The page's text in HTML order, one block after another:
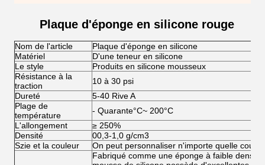
Plaque d'éponge en silicone rouge
Nom de l'article
Plaque d'éponge en silicone
Matériel
D'une teneur en silicone
Le style
Produits en silicone mousseux
Résistance à la
traction
10 à 30 psi
Dureté
5-40 Rive A
Plage de
température
- Quarante°C~ 200°C
L'allongement
≥ 250%
Densité
00,3-1,0 g/cm3
Szie et la couleur
On peut personnaliser n'importe quelle
Fabriqué comme une éponge à faible